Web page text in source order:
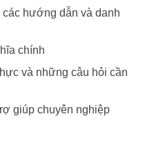
hướng dẫn và danh
chính
và những câu hỏi cần
giúp chuyên nghiệp